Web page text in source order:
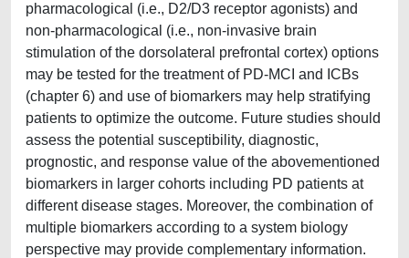
pharmacological (i.e., D2/D3 receptor agonists) and
non-pharmacological (i.e., non-invasive brain
stimulation of the dorsolateral prefrontal cortex) options
may be tested for the treatment of PD-MCI and ICBs
(chapter 6) and use of biomarkers may help stratifying
patients to optimize the outcome. Future studies should
assess the potential susceptibility, diagnostic,
prognostic, and response value of the abovementioned
biomarkers in larger cohorts including PD patients at
different disease stages. Moreover, the combination of
multiple biomarkers according to a system biology
perspective may provide complementary information.